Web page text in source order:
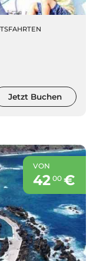
Jetzt Buchen
VON
42 00€